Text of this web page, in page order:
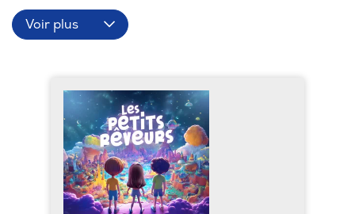
Voir plus